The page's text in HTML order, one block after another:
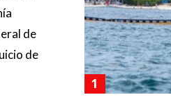
de
de